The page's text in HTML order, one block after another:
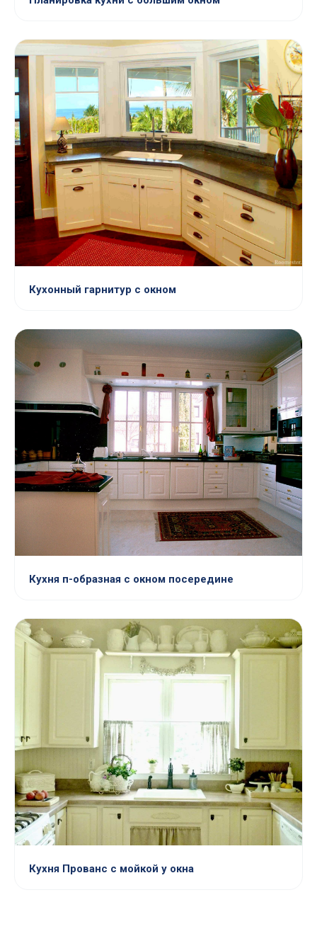
Кухонный гарнитур с окном
Кухня п-образная с окном посередине
Кухня Прованс с мойкой у окна